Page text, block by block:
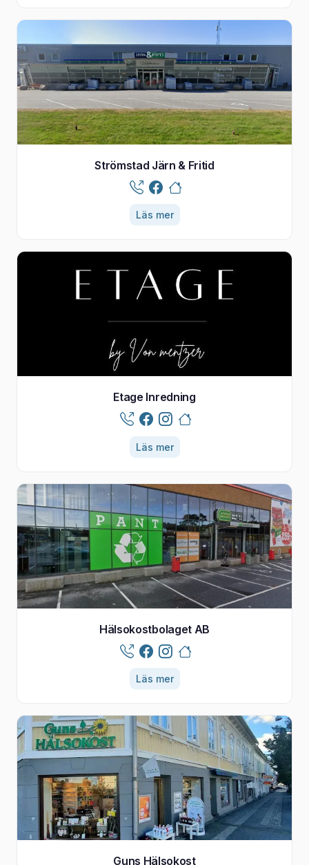
Strömstad Järn & Fritid
Läs mer
Etage Inredning
Läs mer
Hälsokostbolaget AB
Läs mer
Guns Hälsokost